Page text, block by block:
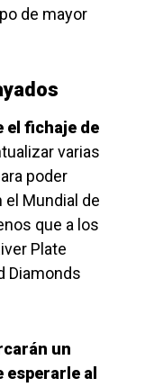
de mayor
el fichaje de
varias
poder
Mundial de
que a los
Plate
Diamonds
un
al